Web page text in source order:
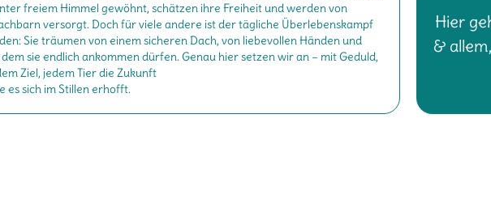
freiem Himmel gewöhnt, schätzen ihre Freiheit und werden von
versorgt. Doch für viele andere ist der tägliche Überlebenskampf
Sie träumen von einem sicheren Dach, von liebevollen Händen und
sie endlich ankommen dürfen. Genau hier setzen wir an – mit Geduld,
Ziel, jedem Tier die Zukunft
es sich im Stillen erhofft.
Hier
&